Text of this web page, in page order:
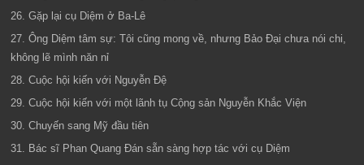
26. Gặp lại cụ Diệm ở Ba-Lê
27. Ông Diệm tâm sự: Tôi cũng mong về, nhưng Bảo Đại chưa nói chi,
không lẽ mình năn nỉ
28. Cuộc hội kiến với Nguyễn Đệ
29. Cuộc hội kiến với một lãnh tụ Cộng sản Nguyễn Khắc Viện
30. Chuyến sang Mỹ đầu tiên
31. Bác sĩ Phan Quang Đán sẵn sàng hợp tác với cụ Diệm